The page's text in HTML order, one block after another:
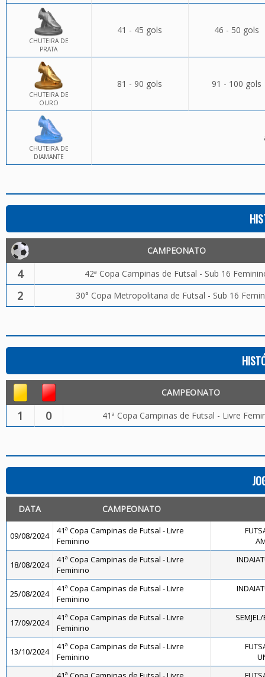
CHUTEIRA DE
PRATA
41 - 45 gols 46 - 50 gols
CHUTEIRA DE
OURO
81 - 90 gols 91 - 100 gols
CHUTEIRA DE
DIAMANTE
CAMPEONATO
4 42ª Copa Campinas de Futsal - Sub 16
2 30° Copa Metropolitana de Futsal - Sub 16
CAMPEONATO
1 0 41ª Copa Campinas de Futsal - Livre
DATA CAMPEONATO
09/08/2024
41ª Copa Campinas de Futsal - Livre
Feminino
18/08/2024
41ª Copa Campinas de Futsal - Livre
Feminino
25/08/2024
41ª Copa Campinas de Futsal - Livre
Feminino
17/09/2024
41ª Copa Campinas de Futsal - Livre
Feminino
13/10/2024
41ª Copa Campinas de Futsal - Livre
Feminino